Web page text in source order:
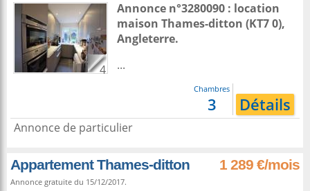
4
Annonce n°3280090 : location
maison Thames-ditton (KT7 0),
Angleterre.
...
Chambres
3 Détails
Annonce de particulier
Appartement Thames-ditton 1 289 €/mois
Annonce gratuite du 15/12/2017.